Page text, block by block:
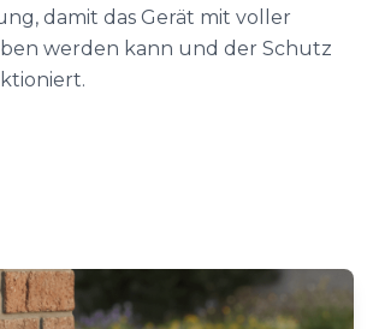
damit das Gerät mit voller
werden kann und der Schutz